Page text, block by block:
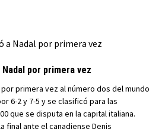
por primera vez
primera vez al número dos del mundo
6-2 y 7-5 y se clasificó para las
que se disputa en la capital italiana.
final ante el canadiense Denis